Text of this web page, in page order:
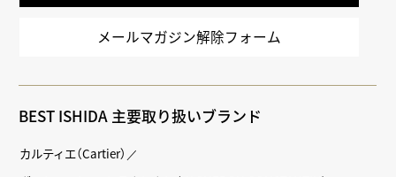
メールマガジン解除フォーム
BEST ISHIDA 主要取り扱いブランド
カルティエ（Cartier）